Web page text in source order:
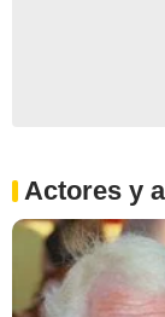
Actores y